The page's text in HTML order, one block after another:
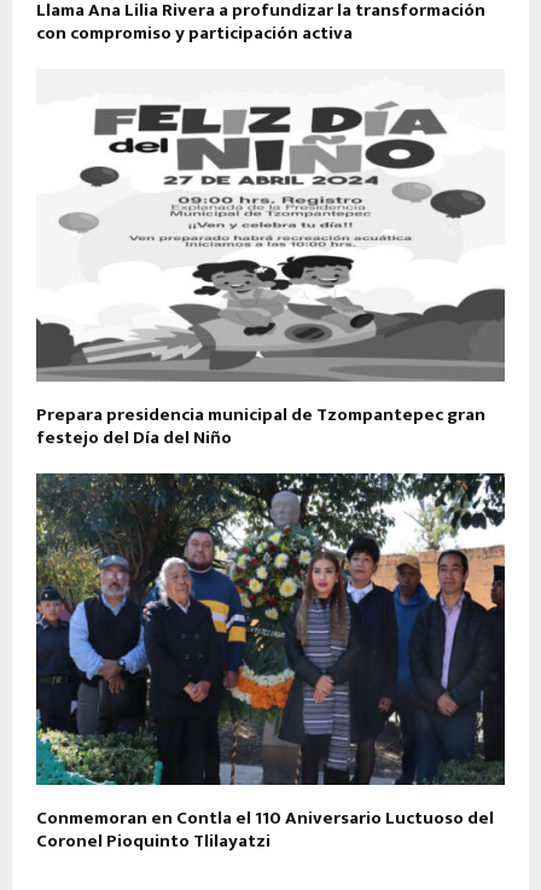
Llama Ana Lilia Rivera a profundizar la transformación
con compromiso y participación activa
Prepara presidencia municipal de Tzompantepec gran
festejo del Día del Niño
Conmemoran en Contla el 110 Aniversario Luctuoso del
Coronel Pioquinto Tlilayatzi